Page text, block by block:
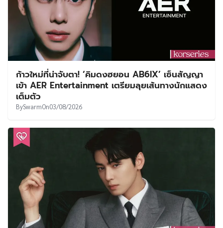
ก้าวใหม่ที่น่าจับตา! ‘คิมดงฮยอน AB6IX’ เซ็นสัญญา
เข้า AER Entertainment เตรียมลุยเส้นทางนักแสดง
เต็มตัว
BySwarmOn03/08/2026